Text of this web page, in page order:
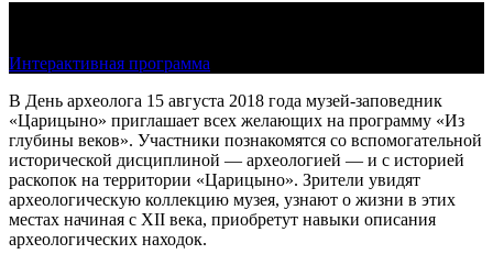
Интерактивная программа
В День археолога 15 августа 2018 года музей-заповедник
«Царицыно» приглашает всех желающих на программу «Из
глубины веков». Участники познакомятся со вспомогательной
исторической дисциплиной — археологией — и с историей
раскопок на территории «Царицыно». Зрители увидят
археологическую коллекцию музея, узнают о жизни в этих
местах начиная с XII века, приобретут навыки описания
археологических находок.